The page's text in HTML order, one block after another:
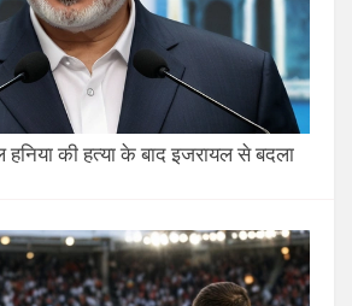
की हत्या के बाद इजरायल से बदला